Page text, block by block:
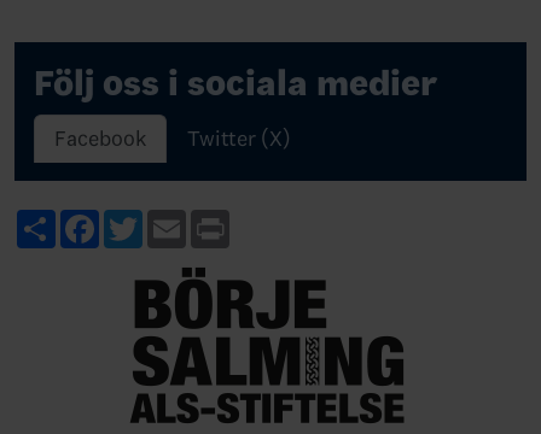
Följ oss i sociala medier
Facebook Twitter (X)
ShareFacebook
TwitterEmail